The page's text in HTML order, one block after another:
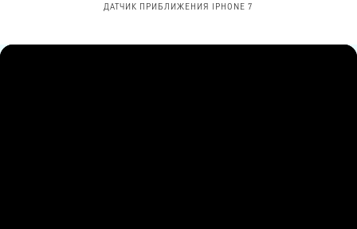
ДАТЧИК ПРИБЛИЖЕНИЯ IPHONE 7